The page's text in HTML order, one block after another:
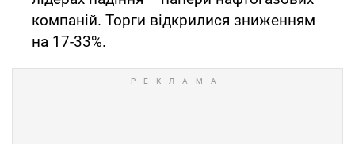
компаній. Торги відкрилися зниженням
на 17-33%.